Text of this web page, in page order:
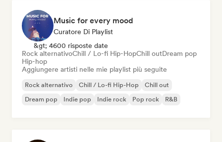
Music for every mood
Curatore Di Playlist
&gt; 4600 risposte date
Rock alternativoChill / Lo-fi Hip-HopChill outDream pop
Hip-hop
Aggiungere artisti nelle mie playlist più seguite
Rock alternativo Chill / Lo-fi Hip-Hop
Chill out
Dream pop
Indie pop Indie rock Pop rock R&B